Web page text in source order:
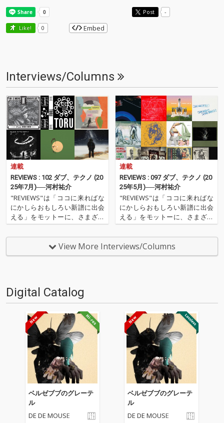
Post -
Like! 0 Embed
Interviews/Columns
連載
REVIEWS : 102 ダブ、テクノ (20
25年7月)──河村祐介
"REVIEWS"は「ココに来ればな
にかしらおもしろい新譜に出会
える」をモットーに、さまざま
な書き手がここ数ヶ月の新譜か
らエッセンシャルな9枚を選び
レヴューするコーナー。今回の
更新は、OTOTOY編集長でもあ
連載
REVIEWS : 097 ダブ、テクノ (20
25年5月)──河村祐介
"REVIEWS"は「ココに来ればな
にかしらおもしろい新譜に出会
える」をモットーに、さまざま
な書き手がここ数ヶ月の新譜か
らエッセンシャルな9枚を選び
レヴューするコーナー。今回の
更新は、OTOTOY編集長でもあ
View More Interviews/Columns
Digital Catalog
ベルゼブブのグレーテ
ル
DE DE MOUSE
ベルゼブブのグレーテ
ル
DE DE MOUSE